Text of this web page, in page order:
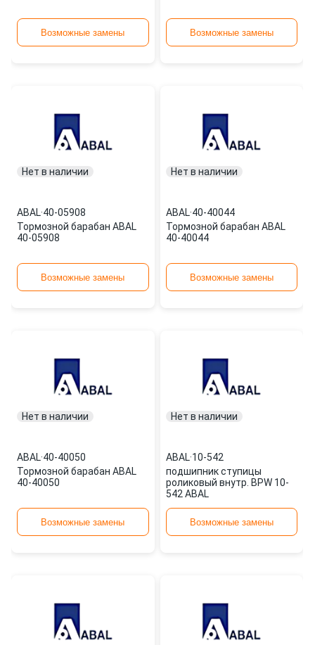
Возможные замены Возможные замены
Нет в наличии
ABAL·40-05908
Тормозной барабан ABAL
40-05908
Возможные замены
Нет в наличии
ABAL·40-40044
Тормозной барабан ABAL
40-40044
Возможные замены
Нет в наличии
ABAL·40-40050
Тормозной барабан ABAL
40-40050
Возможные замены
Нет в наличии
ABAL·10-542
подшипник ступицы
роликовый внутр. BPW 10-
542 ABAL
Возможные замены